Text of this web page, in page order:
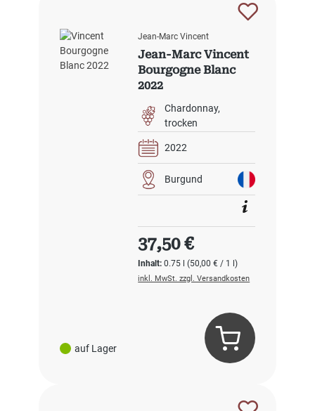
auf Lager
Jean-Marc Vincent
Jean-Marc Vincent
Bourgogne Blanc
2022
Chardonnay
trocken
2022
Burgund
Inhalt:0.75 l(50,00 € / 1 l)
Regulärer Preis:
37,50 €
inkl. MwSt. zzgl. Versandkosten